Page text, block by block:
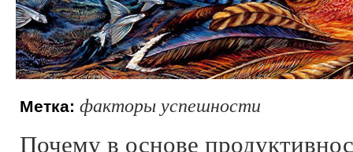
Метка: факторы успешности
Почему в основе